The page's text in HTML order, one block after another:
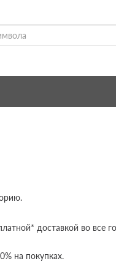
доставкой во все
на покупках.